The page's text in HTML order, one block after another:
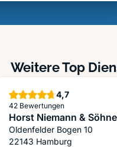
Weitere Top
4,7Sterne
42 Bewertungen
Horst Niemann &
Oldenfelder Bogen 10
22143 Hamburg